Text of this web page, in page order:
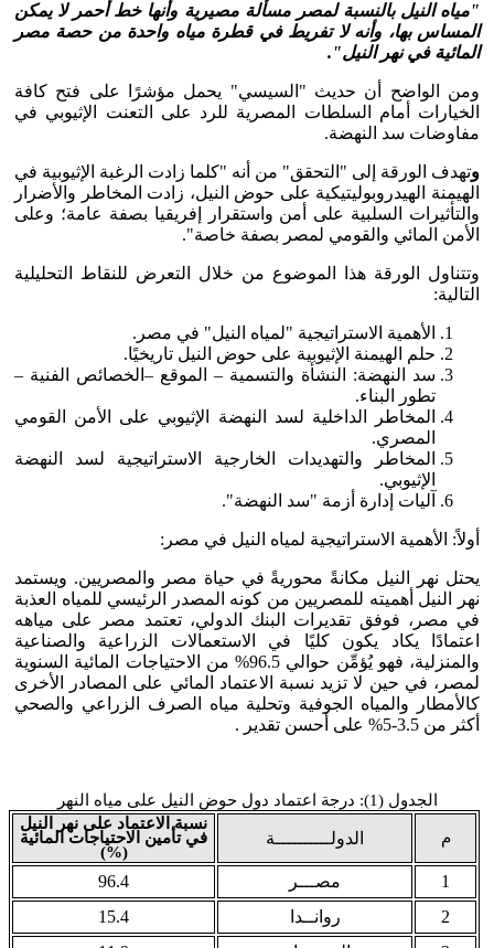
"مياه النيل بالنسبة لمصر مسألة مصيرية وأنها خط أحمر لا يمكن
المساس بها، وأنه لا تفريط في قطرة مياه واحدة من حصة مصر
المائية في نهر النيل".
ومن الواضح أن حديث "السيسي" يحمل مؤشرًا على فتح كافة
الخيارات أمام السلطات المصرية للرد على التعنت الإثيوبي في
مفاوضات سد النهضة.
وتهدف الورقة إلى "التحقق" من أنه "كلما زادت الرغبة الإثيوبية في
الهيمنة الهيدروبوليتيكية على حوض النيل، زادت المخاطر والأضرار
والتأثيرات السلبية على أمن واستقرار إفريقيا بصفة عامة؛ وعلى
الأمن المائي والقومي لمصر بصفة خاصة".
وتتناول الورقة هذا الموضوع من خلال التعرض للنقاط التحليلية
التالية:
الأهمية الاستراتيجية "لمياه النيل" في مصر.
حلم الهيمنة الإثيوبية على حوض النيل تاريخيًا.
سد النهضة: النشأة والتسمية – الموقع –الخصائص الفنية –
تطور البناء.
المخاطر الداخلية لسد النهضة الإثيوبي على الأمن القومي
المصري.
المخاطر والتهديدات الخارجية الاستراتيجية لسد النهضة
الإثيوبي.
آليات إدارة أزمة "سد النهضة".
أولاً: الأهمية الاستراتيجية لمياه النيل في مصر:
يحتل نهر النيل مكانةً محوريةً في حياة مصر والمصريين. ويستمد
نهر النيل أهميته للمصريين من كونه المصدر الرئيسي للمياه العذبة
في مصر، فوفق تقديرات البنك الدولي، تعتمد مصر على مياهه
اعتمادًا يكاد يكون كليًا في الاستعمالات الزراعية والصناعية
والمنزلية، فهو يُؤمِّن حوالي 96.5% من الاحتياجات المائية السنوية
لمصر، في حين لا تزيد نسبة الاعتماد المائي على المصادر الأخرى
كالأمطار والمياه الجوفية وتحلية مياه الصرف الزراعي والصحي
أكثر من 3.5-5% على أحسن تقدير .
الجدول (1): درجة اعتماد دول حوض النيل على مياه النهر
م الدولــــــــــة
نسبة الاعتماد على نهر النيل
في تأمين الاحتياجات المائية
(%)
1 مصـــر
96.4
2
روانــدا
15.4